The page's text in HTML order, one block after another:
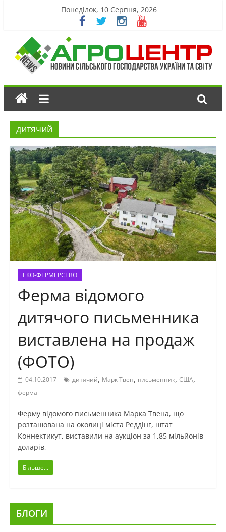
Понеділок, 10 Серпня, 2026
дитячий
ЕКО-ФЕРМЕРСТВО
Ферма відомого
дитячого письменника
виставлена на продаж
(ФОТО)
04.10.2017 дитячий, Марк Твен, письменник, США,
ферма
Ферму відомого письменника Марка Твена, що
розташована на околиці міста Реддінг, штат
Коннектикут, виставили на аукціон за 1,85 мільйонів
доларів,
Більше...
БЛОГИ